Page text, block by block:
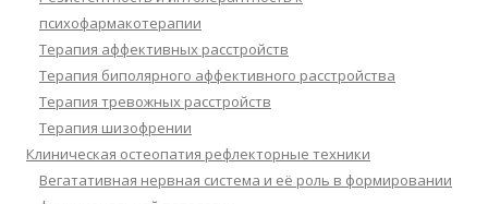
психофармакотерапии
Терапия аффективных расстройств
Терапия биполярного аффективного расстройства
Терапия тревожных расстройств
Терапия шизофрении
Клиническая остеопатия рефлекторные техники
Вегатативная нервная система и её роль в формировании